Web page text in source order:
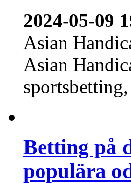
2024-05-09
Asian
Asian
Betting på
populära